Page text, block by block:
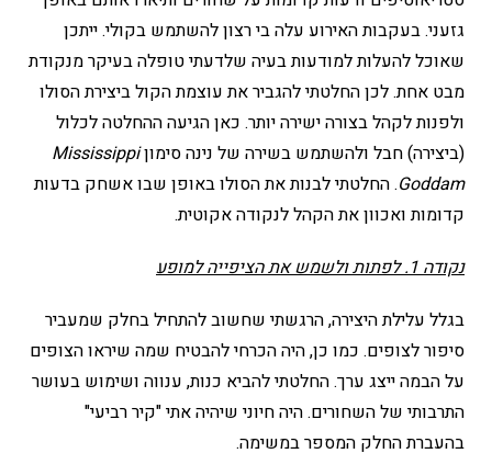
גזעני. בעקבות האירוע עלה בי רצון להשתמש בקולי. ייתכן
שאוכל להעלות למודעות בעיה שלדעתי טופלה בעיקר מנקודת
מבט אחת. לכן החלטתי להגביר את עוצמת הקול ביצירת הסולו
ולפנות לקהל בצורה ישירה יותר. כאן הגיעה ההחלטה לכלול
(ביצירה) חבל ולהשתמש בשירה של נינה סימוןMississippi
Goddam. החלטתי לבנות את הסולו באופן שבו אשחק בדעות
קדומות ואכוון את הקהל לנקודה אקוטית.
נקודה 1. לפתות ולשמש את הציפייה למופע
בגלל עלילת היצירה, הרגשתי שחשוב להתחיל בחלק שמעביר
סיפור לצופים. כמו כן, היה הכרחי להבטיח שמה שיראו הצופים
על הבמה ייצג ערך. החלטתי להביא כנות, ענווה ושימוש בעושר
התרבותי של השחורים. היה חיוני שיהיה אתי "קיר רביעי"
בהעברת החלק המספר במשימה.